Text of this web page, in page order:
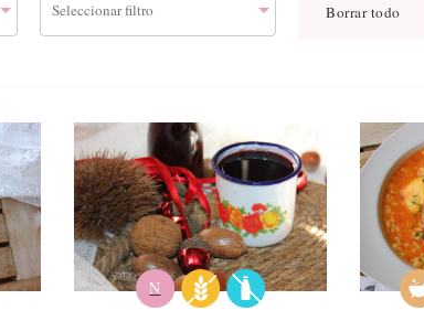
Borrar todo
N